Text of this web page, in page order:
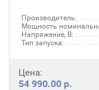
Производитель:
Мощность
Напряжение, В:
Тип запуска:
Цена:
54 990.00 р.